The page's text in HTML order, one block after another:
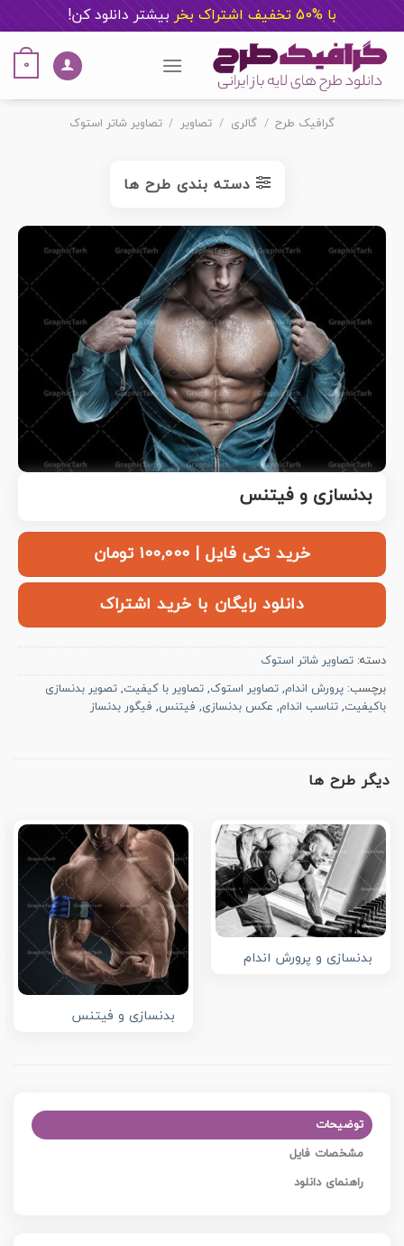
با %50 تخفیف اشتراک بخر بیشتر دانلود کن!
content
0
گرافیک طرح / گالری / تصاویر / تصاویر شاتر استوک
دسته بندی طرح ها
بدنسازی و فیتنس
خرید تکی فایل | ۱۰۰,۰۰۰ تومان
دانلود رایگان با خرید اشتراک
دسته: تصاویر شاتر استوک
برچسب: پرورش اندام, تصاویر استوک, تصاویر با کیفیت, تصویر بدنسازی
باکیفیت, تناسب اندام, عکس بدنسازی, فیتنس, فیگور بدنساز
دیگر طرح ها
بدنسازی و پرورش اندام
بدنسازی و فیتنس
توضیحات
مشخصات فایل
راهنمای دانلود